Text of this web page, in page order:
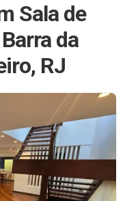
Sala de
da
RJ